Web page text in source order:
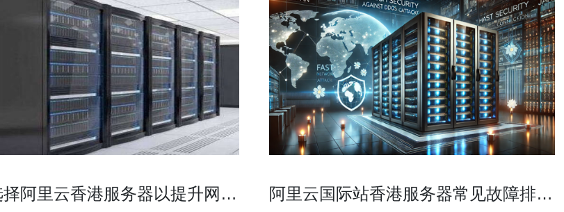
阿里云香港服务器以提升网站
阿里云国际站香港服务器常见故障排查